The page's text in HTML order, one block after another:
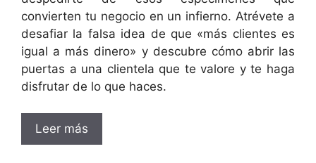
convierten tu negocio en un infierno. Atrévete a
desafiar la falsa idea de que «más clientes es
igual a más dinero» y descubre cómo abrir las
puertas a una clientela que te valore y te haga
disfrutar de lo que haces.
Leer más